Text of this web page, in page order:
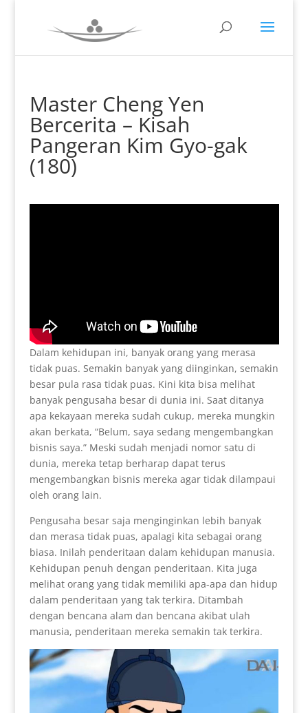
Master Cheng Yen
Bercerita – Kisah
Pangeran Kim Gyo-gak
(180)
Dalam kehidupan ini, banyak orang yang merasa
tidak puas. Semakin banyak yang diinginkan, semakin
besar pula rasa tidak puas. Kini kita bisa melihat
banyak pengusaha besar di dunia ini. Saat ditanya
apa kekayaan mereka sudah cukup, mereka mungkin
akan berkata, “Belum, saya sedang mengembangkan
bisnis saya.” Meski sudah menjadi nomor satu di
dunia, mereka tetap berharap dapat terus
mengembangkan bisnis mereka agar tidak dilampaui
oleh orang lain.
Pengusaha besar saja menginginkan lebih banyak
dan merasa tidak puas, apalagi kita sebagai orang
biasa. Inilah penderitaan dalam kehidupan manusia.
Kehidupan penuh dengan penderitaan. Kita juga
melihat orang yang tidak memiliki apa-apa dan hidup
dalam penderitaan yang tak terkira. Ditambah
dengan bencana alam dan bencana akibat ulah
manusia, penderitaan mereka semakin tak terkira.